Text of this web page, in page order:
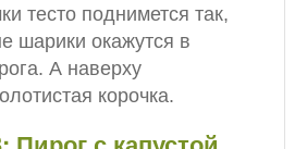
тесто поднимется так,
шарики окажутся в
А наверху
корочка.